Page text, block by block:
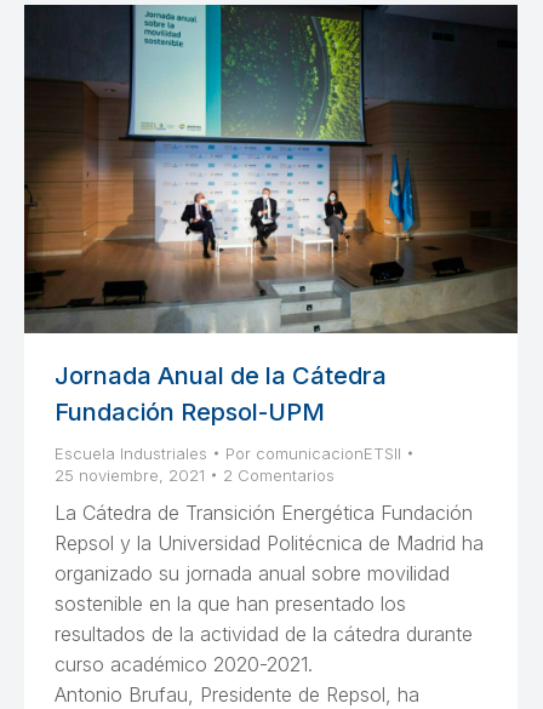
Jornada Anual de la Cátedra
Fundación Repsol-UPM
Escuela Industriales Por comunicacionETSII
25 noviembre, 2021
2 Comentarios
La Cátedra de Transición Energética Fundación
Repsol y la Universidad Politécnica de Madrid ha
organizado su jornada anual sobre movilidad
sostenible en la que han presentado los
resultados de la actividad de la cátedra durante
curso académico 2020-2021.
Antonio Brufau, Presidente de Repsol, ha